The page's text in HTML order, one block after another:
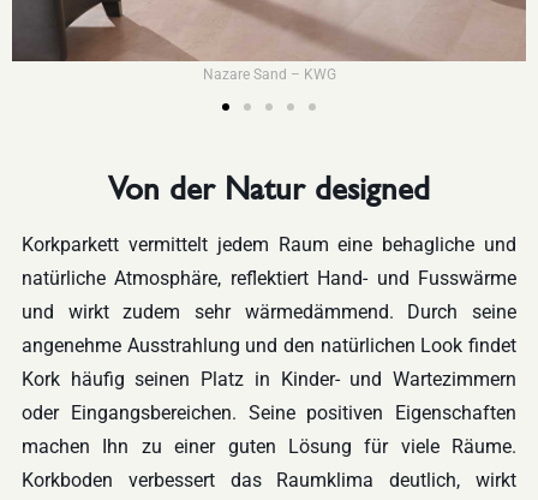
Von der Natur designed
Korkparkett vermittelt jedem Raum eine behagliche und
natürliche Atmosphäre, reflektiert Hand- und Fusswärme
und wirkt zudem sehr wärmedämmend. Durch seine
angenehme Ausstrahlung und den natürlichen Look findet
Kork häufig seinen Platz in Kinder- und Wartezimmern
oder Eingangsbereichen. Seine positiven Eigenschaften
machen Ihn zu einer guten Lösung für viele Räume.
Korkboden verbessert das Raumklima deutlich, wirkt
Nazare Sand – KWG